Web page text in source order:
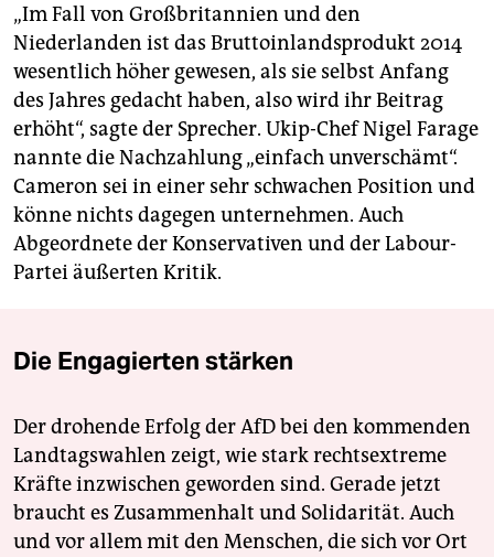
„Im Fall von Großbritannien und den
Niederlanden ist das Bruttoinlandsprodukt 2014
wesentlich höher gewesen, als sie selbst Anfang
des Jahres gedacht haben, also wird ihr Beitrag
erhöht“, sagte der Sprecher. Ukip-Chef Nigel Farage
nannte die Nachzahlung „einfach unverschämt“.
Cameron sei in einer sehr schwachen Position und
könne nichts dagegen unternehmen. Auch
Abgeordnete der Konservativen und der Labour-
Partei äußerten Kritik.
Die Engagierten stärken
Der drohende Erfolg der AfD bei den kommenden
Landtagswahlen zeigt, wie stark rechtsextreme
Kräfte inzwischen geworden sind. Gerade jetzt
braucht es Zusammenhalt und Solidarität. Auch
und vor allem mit den Menschen, die sich vor Ort